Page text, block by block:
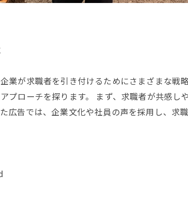
業が求職者を引き付けるためにさまざまな戦
プローチを探ります。 まず、求職者が共感し
告では、企業文化や社員の声を採用し、求